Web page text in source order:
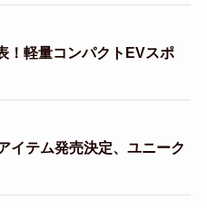
！軽量コンパクトEVスポ
イテム発売決定、ユニーク